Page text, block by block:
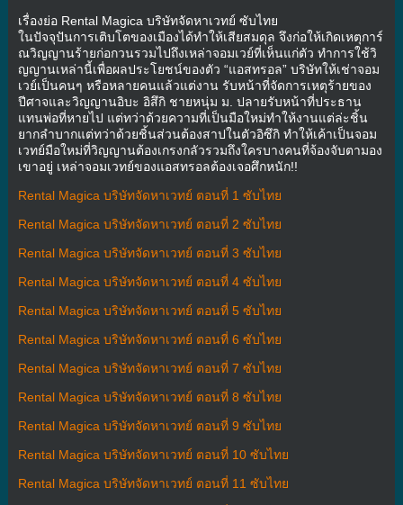
เรื่องย่อ Rental Magica บริษัทจัดหาเวทย์ ซับไทย
ในปัจจุปันการเติบโตของเมืองได้ทำให้เสียสมดุล จึงก่อให้เกิดเหตุการ์
ณวิญญานร้ายก่อกวนรวมไปถึงเหล่าจอมเวย์ที่เห็นแก่ตัว ทำการใช้วิ
ญญานเหล่านี้เพื่อผลประโยชน์ของตัว “แอสทรอล” บริษัทให้เช่าจอม
เวย์เป็นคนๆ หรือหลายคนแล้วแต่งาน รับหน้าที่จัดการเหตุร้ายของ
ปีศาจและวิญญานอิบะ อิสึกิ ชายหนุ่ม ม. ปลายรับหน้าที่ประธาน
แทนพ่อที่หายไป แต่ทว่าด้วยความที่เป็นมือใหม่ทำให้งานแต่ล่ะชิ้น
ยากลำบากแต่ทว่าด้วยชิ้นส่วนต้องสาปในตัวอิซึกิ ทำให้เค้าเป็นจอม
เวทย์มือใหม่ที่วิญญานต้องเกรงกลัวรวมถึงใครบางคนที่จ้องจับตามอง
เขาอยู่ เหล่าจอมเวทย์ของแอสทรอลต้องเจอศึกหนัก!!
Rental Magica บริษัทจัดหาเวทย์ ตอนที่ 1 ซับไทย
Rental Magica บริษัทจัดหาเวทย์ ตอนที่ 2 ซับไทย
Rental Magica บริษัทจัดหาเวทย์ ตอนที่ 3 ซับไทย
Rental Magica บริษัทจัดหาเวทย์ ตอนที่ 4 ซับไทย
Rental Magica บริษัทจัดหาเวทย์ ตอนที่ 5 ซับไทย
Rental Magica บริษัทจัดหาเวทย์ ตอนที่ 6 ซับไทย
Rental Magica บริษัทจัดหาเวทย์ ตอนที่ 7 ซับไทย
Rental Magica บริษัทจัดหาเวทย์ ตอนที่ 8 ซับไทย
Rental Magica บริษัทจัดหาเวทย์ ตอนที่ 9 ซับไทย
Rental Magica บริษัทจัดหาเวทย์ ตอนที่ 10 ซับไทย
Rental Magica บริษัทจัดหาเวทย์ ตอนที่ 11 ซับไทย